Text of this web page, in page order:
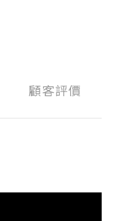
顧客評價